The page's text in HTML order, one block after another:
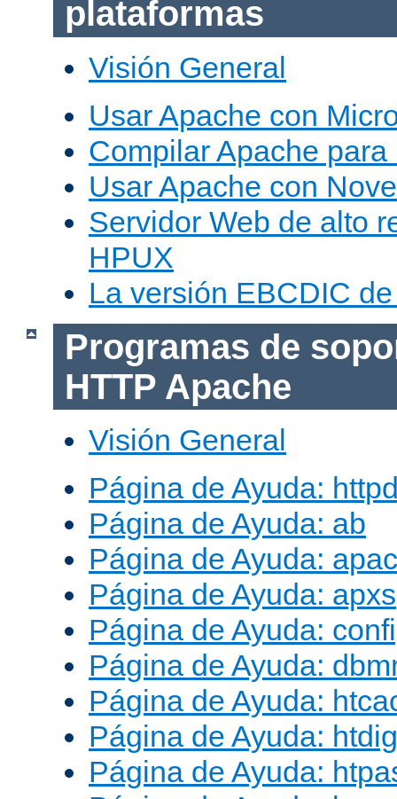
plataformas
Visión General
Usar Apache con
Compilar Apache
Usar Apache con
Servidor Web de alto
HPUX
La versión EBCDIC
Programas de
HTTP Apache
Visión General
Página de Ayuda:
Página de Ayuda: ab
Página de Ayuda:
Página de Ayuda: apxs
Página de Ayuda:
Página de Ayuda:
Página de Ayuda:
Página de Ayuda:
Página de Ayuda: